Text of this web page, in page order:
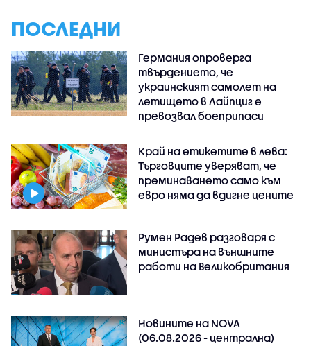
ПОСЛЕДНИ
Германия опроверга
твърдението, че
украинският самолет на
летището в Лайпциг е
превозвал боеприпаси
Край на етикетите в лева:
Търговците уверяват, че
преминаването само към
евро няма да вдигне цените
Румен Радев разговаря с
министъра на външните
работи на Великобритания
Новините на NOVA
(06.08.2026 - централна)